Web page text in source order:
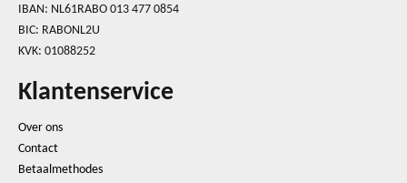
IBAN: NL61RABO 013 477 0854
BIC: RABONL2U
KVK: 01088252
Klantenservice
Over ons
Contact
Betaalmethodes